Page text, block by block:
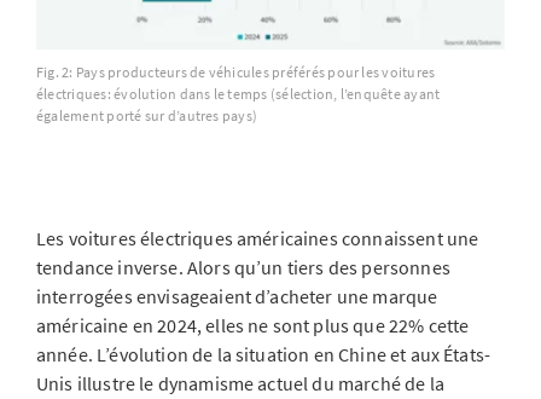
Fig. 2: Pays producteurs de véhicules préférés pour les voitures
électriques: évolution dans le temps (sélection, l’enquête ayant
également porté sur d’autres pays)
Les voitures électriques américaines connaissent une
tendance inverse. Alors qu’un tiers des personnes
interrogées envisageaient d’acheter une marque
américaine en 2024, elles ne sont plus que 22% cette
année. L’évolution de la situation en Chine et aux États-
Unis illustre le dynamisme actuel du marché de la